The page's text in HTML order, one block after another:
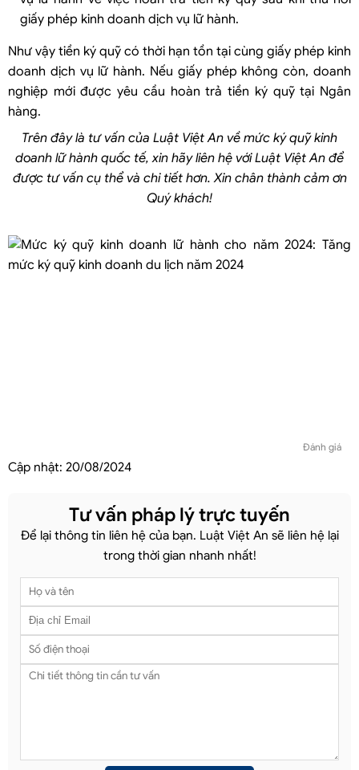
giấy phép kinh doanh dịch vụ lữ hành.
Như vậy tiền ký quỹ có thời hạn tồn tại cùng giấy phép kinh
doanh dịch vụ lữ hành. Nếu giấy phép không còn, doanh
nghiệp mới được yêu cầu hoàn trả tiền ký quỹ tại Ngân
hàng.
Trên đây là tư vấn của Luật Việt An về mức ký quỹ kinh
doanh lữ hành quốc tế, xin hãy liên hệ với Luật Việt An để
được tư vấn cụ thể và chi tiết hơn. Xin chân thành cảm ơn
Quý khách!
Đánh giá
Cập nhật: 20/08/2024
Tư vấn pháp lý trực tuyến
Để lại thông tin liên hệ của bạn. Luật Việt An sẽ liên hệ lại
trong thời gian nhanh nhất!